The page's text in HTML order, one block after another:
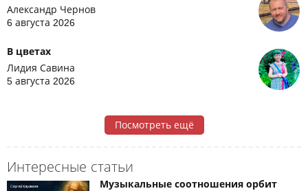
Александр Чернов
6 августа 2026
В цветах
Лидия Савина
5 августа 2026
Посмотреть ещё
Интересные статьи
Музыкальные соотношения орбит